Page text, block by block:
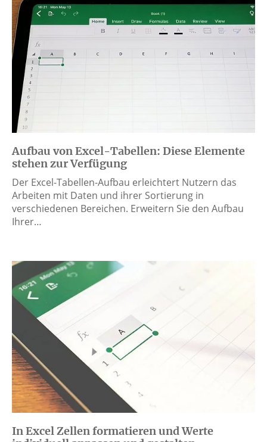
Aufbau von Excel-Tabellen: Diese Elemente
stehen zur Verfügung
Der Excel-Tabellen-Aufbau erleichtert Nutzern das
Arbeiten mit Daten und ihrer Sortierung in
verschiedenen Bereichen. Erweitern Sie den Aufbau
Ihrer…
In Excel Zellen formatieren und Werte